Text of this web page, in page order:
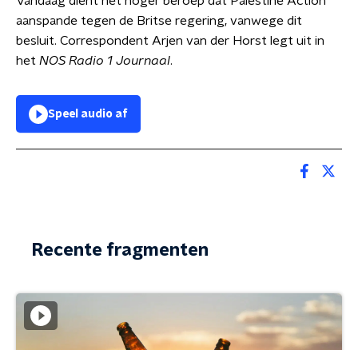
aanspande tegen de Britse regering, vanwege dit
besluit. Correspondent Arjen van der Horst legt uit in
het NOS Radio 1 Journaal.
Speel audio af
Recente fragmenten